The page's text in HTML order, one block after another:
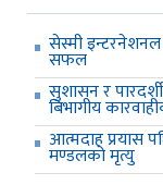
सेस्मी इन्टरनेशनल
सफल
सुशासन र
बिभागीय
आत्मदाह प्रयास
मण्डलको मृत्यु